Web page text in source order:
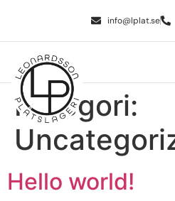
info@lplat.se
Kategori:
Hello world!